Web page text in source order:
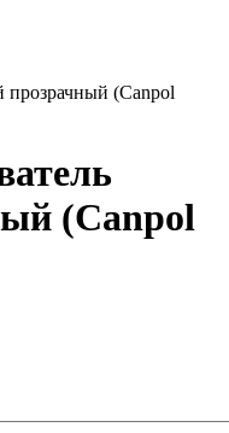
прозрачный (Canpol
(Canpol